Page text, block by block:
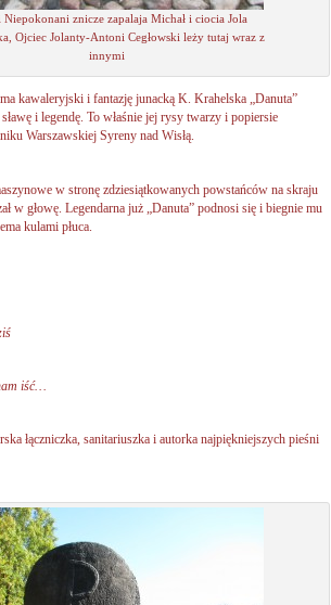
Niepokonani znicze zapalaja Michał i ciocia Jola
Ojciec Jolanty-Antoni Cegłowski leży tutaj wraz z
innymi
kawaleryjski i fantazję junacką K. Krahelska „Danuta”
i legendę. To właśnie jej rysy twarzy i popiersie
Warszawskiej Syreny nad Wisłą.
w stronę zdziesiątkowanych powstańców na skraju
w głowę. Legendarna już „Danuta” podnosi się i biegnie mu
kulami płuca.
iść…
łączniczka, sanitariuszka i autorka najpiękniejszych pieśni